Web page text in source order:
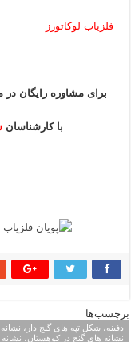
فلزیاب لوکاتورز
برای مشاوره رایگان در
با کارشناسان
برچسب‌ها
دفینه، شکل تپه های گنج دار،
نشانه های گنج در کوهستان،